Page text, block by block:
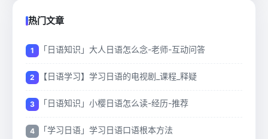
热门文章
「日语知识」大人日语怎么念-老师-互动问答
【日语学习】学习日语的电视剧_课程_释疑
「日语知识」小樱日语怎么读-经历-推荐
「学习日语」学习日语口语根本方法